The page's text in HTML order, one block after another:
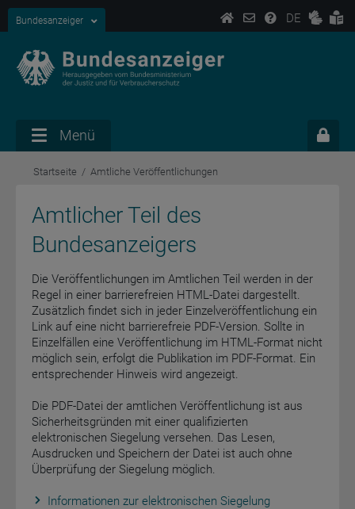
Bundesanzeiger DE
Menü
Startseite Amtliche Veröffentlichungen
Amtlicher Teil des
Bundesanzeigers
Die Veröffentlichungen im Amtlichen Teil werden in der
Regel in einer barrierefreien HTML-Datei dargestellt.
Zusätzlich findet sich in jeder Einzelveröffentlichung ein
Link auf eine nicht barrierefreie PDF-Version. Sollte in
Einzelfällen eine Veröffentlichung im HTML-Format nicht
möglich sein, erfolgt die Publikation im PDF-Format. Ein
entsprechender Hinweis wird angezeigt.
Die PDF-Datei der amtlichen Veröffentlichung ist aus
Sicherheitsgründen mit einer qualifizierten
elektronischen Siegelung versehen. Das Lesen,
Ausdrucken und Speichern der Datei ist auch ohne
Überprüfung der Siegelung möglich.
Informationen zur elektronischen Siegelung